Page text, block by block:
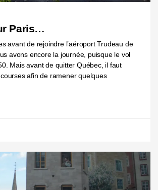
Paris…
avant de rejoindre l’aéroport Trudeau de
avons encore la journée, puisque le vol
Mais avant de quitter Québec, il faut
afin de ramener quelques